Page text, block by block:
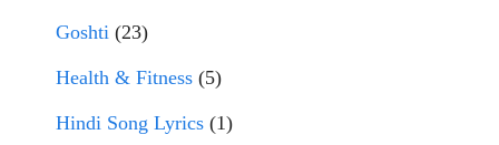
Goshti (23)
Health & Fitness (5)
Hindi Song Lyrics (1)